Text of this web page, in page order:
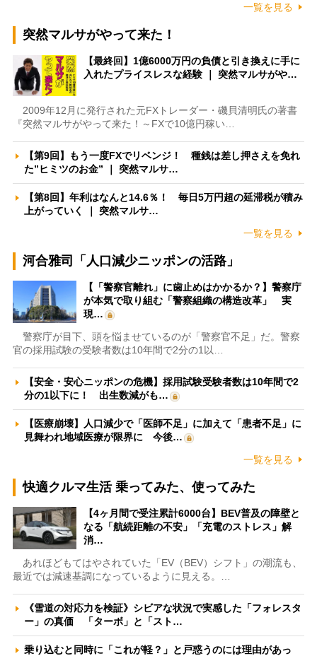
一覧を見る
突然マルサがやって来た！
【最終回】1億6000万円の負債と引き換えに手に
入れたプライスレスな経験 ｜ 突然マルサがや…
2009年12月に発行された元FXトレーダー・磯貝清明氏の著書
『突然マルサがやって来た！～FXで10億円稼い…
【第9回】もう一度FXでリベンジ！ 種銭は差し押さえを免れ
た”ヒミツのお金” ｜ 突然マルサ…
【第8回】年利はなんと14.6％！ 毎日5万円超の延滞税が積み
上がっていく ｜ 突然マルサ…
一覧を見る
河合雅司「人口減少ニッポンの活路」
【「警察官離れ」に歯止めはかかるか？】警察庁
が本気で取り組む「警察組織の構造改革」 実
現…
警察庁が目下、頭を悩ませているのが「警察官不足」だ。警察
官の採用試験の受験者数は10年間で2分の1以…
【安全・安心ニッポンの危機】採用試験受験者数は10年間で2
分の1以下に！ 出生数減がも…
【医療崩壊】人口減少で「医師不足」に加えて「患者不足」に
見舞われ地域医療が限界に 今後…
一覧を見る
快適クルマ生活 乗ってみた、使ってみた
【4ヶ月間で受注累計6000台】BEV普及の障壁と
なる「航続距離の不安」「充電のストレス」解
消…
あれほどもてはやされていた「EV（BEV）シフト」の潮流も、
最近では減速基調になっているように見える。…
《雪道の対応力を検証》シビアな状況で実感した「フォレスタ
ー」の真価 「ターボ」と「スト…
乗り込むと同時に「これが軽？」と戸惑うのには理由があっ